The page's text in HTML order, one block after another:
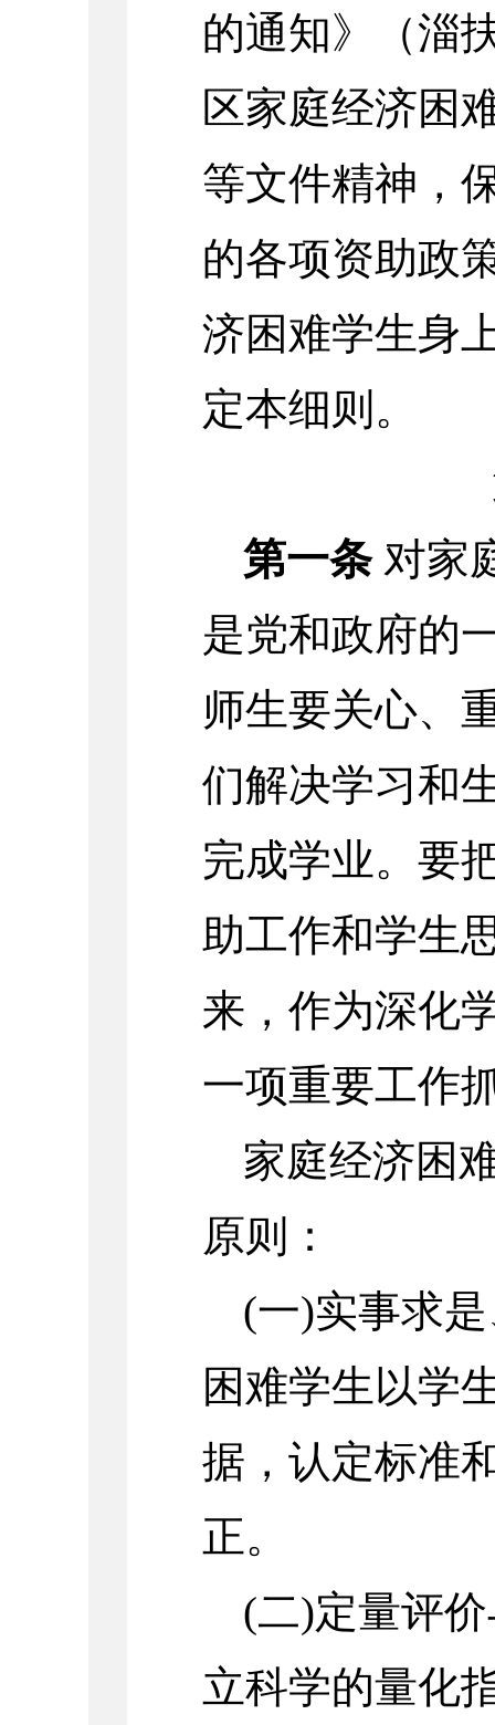
的通知》（淄
区家庭经济困
等文件精神，
的各项资助政
济困难学生身
定本细则。
第一条 对家
是党和政府的
师生要关心、
们解决学习和
完成学业。要
助工作和学生
来，作为深化
一项重要工作
家庭经济困
原则：
(一)实事求
困难学生以学
据，认定标准
正。
(二)定量评
立科学的量化